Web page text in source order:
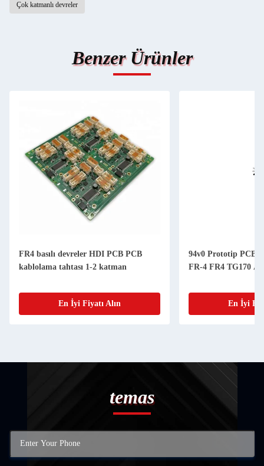
Çok katmanlı devreler
Benzer Ürünler
FR4 basılı devreler HDI PCB PCB
kablolama tahtası 1-2 katman
En İyi Fiyatı Alın
94v0 Prototip
FR-4 FR4 TG170
En İyi
temas